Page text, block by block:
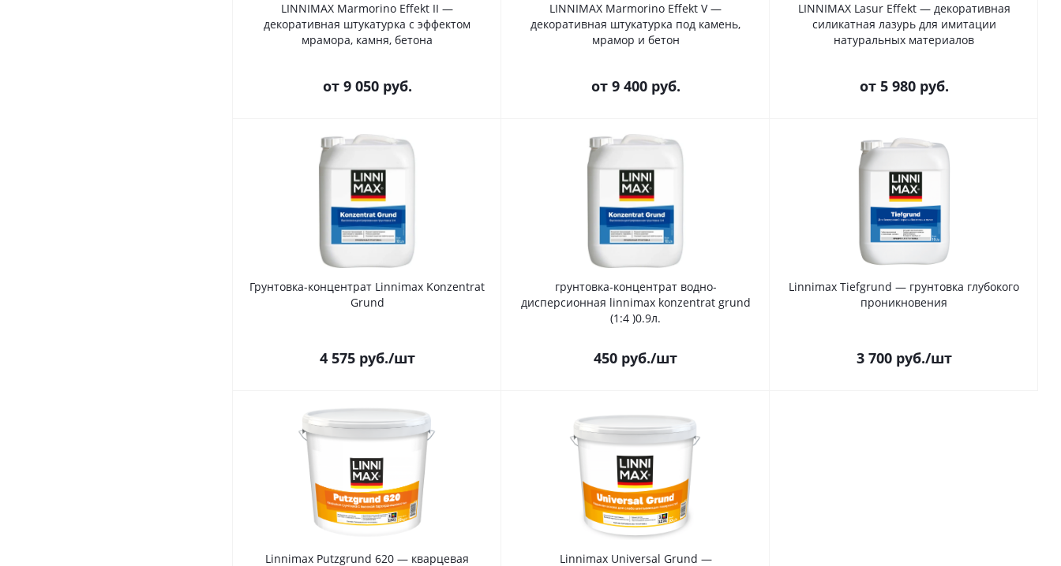
LINNIMAX Marmorino Effekt II —
декоративная штукатурка с эффектом
мрамора, камня, бетона
от 9 050 руб.
LINNIMAX Marmorino Effekt V —
декоративная штукатурка под камень,
мрамор и бетон
от 9 400 руб.
LINNIMAX Lasur Effekt — декоративная
силикатная лазурь для имитации
натуральных материалов
от 5 980 руб.
Грунтовка-концентрат Linnimax Konzentrat
Grund
4 575руб./шт
грунтовка-концентрат водно-
дисперсионная linnimax konzentrat grund
(1:4 )0.9л.
450 руб./шт
Linnimax Tiefgrund — грунтовка глубокого
проникновения
3 700руб./шт
Linnimax Putzgrund 620 — кварцевая Linnimax Universal Grund —